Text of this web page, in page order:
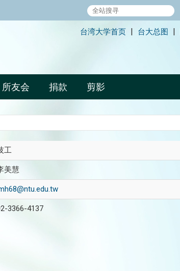
台湾大学首页 | 台大总图 |
所友会 捐款 剪影
工
美慧
3366-4137